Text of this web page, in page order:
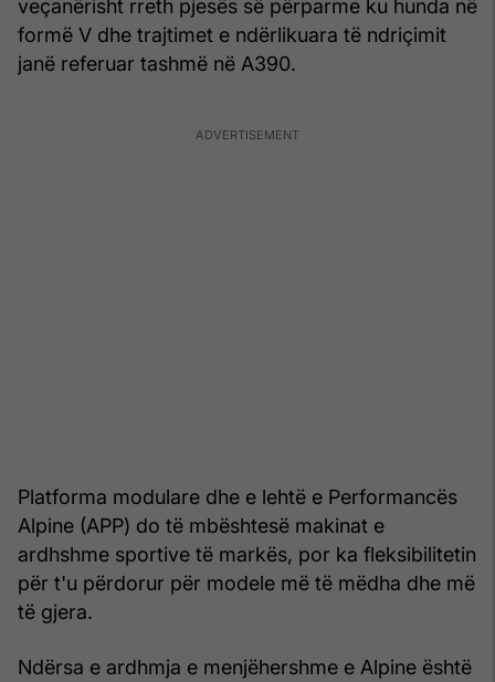
veçanërisht rreth pjesës së përparme ku hunda në
formë V dhe trajtimet e ndërlikuara të ndriçimit
janë referuar tashmë në A390.
Platforma modulare dhe e lehtë e Performancës
Alpine (APP) do të mbështesë makinat e
ardhshme sportive të markës, por ka fleksibilitetin
për t'u përdorur për modele më të mëdha dhe më
të gjera.
Ndërsa e ardhmja e menjëhershme e Alpine është